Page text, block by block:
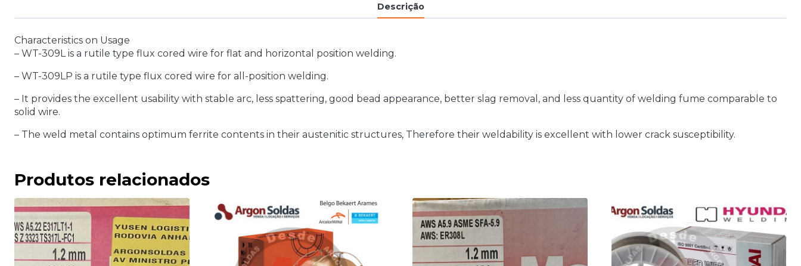
Descrição
Characteristics on Usage
– WT-309L is a rutile type flux cored wire for flat and horizontal position welding.
– WT-309LP is a rutile type flux cored wire for all-position welding.
– It provides the excellent usability with stable arc, less spattering, good bead appearance, better slag removal, and less quantity of welding fume comparable to
solid wire.
– The weld metal contains optimum ferrite contents in their austenitic structures, Therefore their weldability is excellent with lower crack susceptibility.
Produtos relacionados